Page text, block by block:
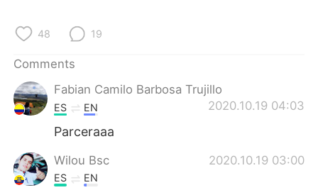
Français Deutsch
日本語
Русский
48 19
Comments
Fabian Camilo Barbosa Trujillo
2020.10.19 04:03
ES EN
Parceraaa
Wilou Bsc 2020.10.19 03:00
ES EN